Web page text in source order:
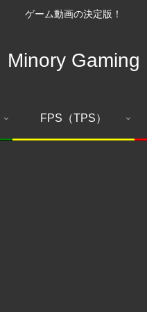
ゲーム動画の決定版！
Minory Gaming
FPS（TPS）